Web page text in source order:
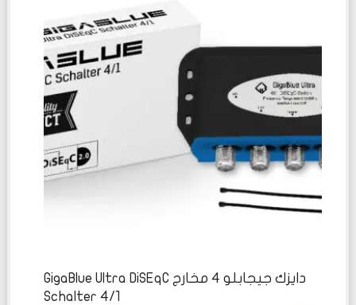
دايزك جيجابلو 4 مخارج GigaBlue Ultra DiSEqC
Schalter 4/1
5